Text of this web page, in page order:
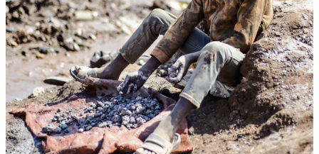
Il nostro lavoro
Le nostre Scuole
Partecipa